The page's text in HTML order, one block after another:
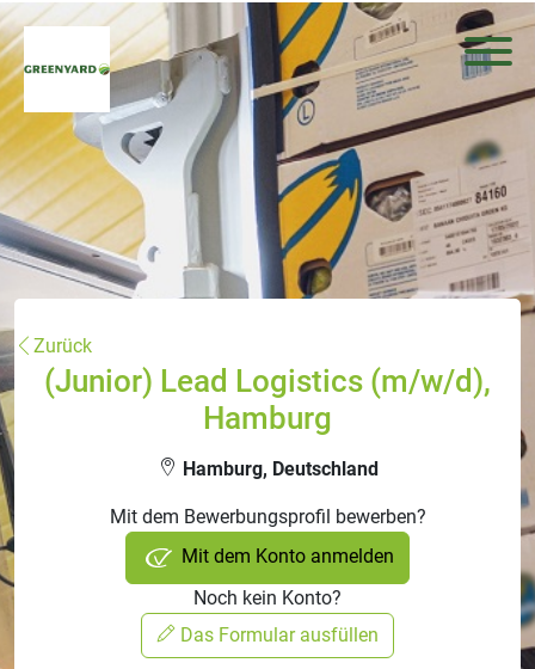
Zurück
(Junior) Lead Logistics (m/w/d),
Hamburg
Hamburg, Deutschland
Mit dem Bewerbungsprofil bewerben?
Mit dem Konto anmelden
Noch kein Konto?
Das Formular ausfüllen